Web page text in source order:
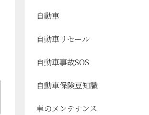
自動車
自動車リセール
自動車事故SOS
自動車保険豆知識
車のメンテナンス